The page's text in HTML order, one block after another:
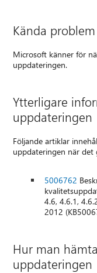
Kända
Microsoft känner för
uppdateringen.
Ytterligare
uppdateringen
Följande artiklar
uppdateringen när det
5006762
4.6, 4.6.1,
2012
Hur man
uppdateringen